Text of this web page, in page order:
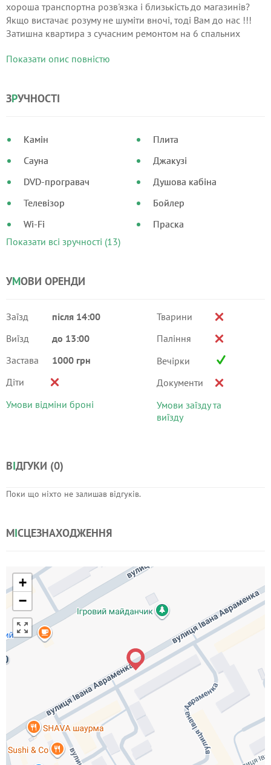
хороша транспортна розв'язка і близькість до магазинів?
Якщо вистачає розуму не шуміти вночі, тоді Вам до нас !!!
Затишна квартира з сучасним ремонтом на 6 спальних
проживанню максимум комфорту.
Показати опис повністю
ЗРУЧНОСТІ
Камін
Сауна
DVD-програвач
Телевізор
Wi-Fi
Плита
Джакузі
Душова кабіна
Бойлер
Праска
Показати всі зручності (13)
УМОВИ ОРЕНДИ
Заїзд
після 14:00
Виїзд
до 13:00
Застава
1000 грн
Діти
Умови відміни броні
Тварини
Паління
Вечірки
Документи
Умови заїзду та
виїзду
ВІДГУКИ (0)
Поки що ніхто не залишав відгуків.
МІСЦЕЗНАХОДЖЕННЯ
+
−